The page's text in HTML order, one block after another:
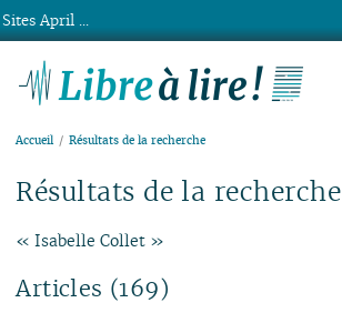
Accueil Résultats de la recherche
Résultats de la recherche
« Isabelle Collet »
Articles (169)
Sites April ...